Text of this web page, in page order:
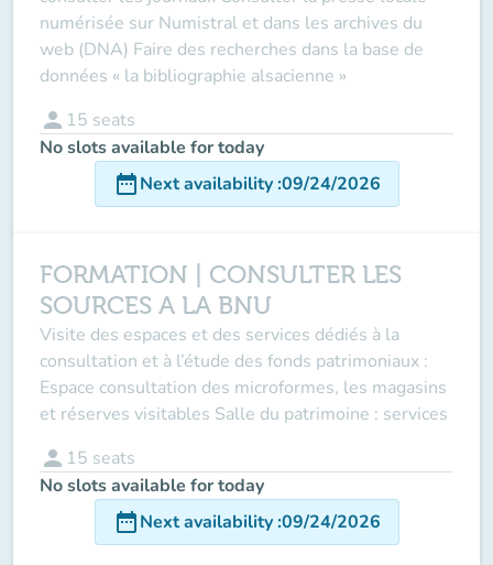
numérisée sur Numistral et dans les archives du
web (DNA) Faire des recherches dans la base de
données « la bibliographie alsacienne »
person 15 seats
No slots available for today
date_rangeNext availability:09/24/2026
FORMATION | CONSULTER LES
SOURCES A LA BNU
Visite des espaces et des services dédiés à la
consultation et à l’étude des fonds patrimoniaux :
Espace consultation des microformes, les magasins
et réserves visitables Salle du patrimoine : services
person 15 seats
No slots available for today
date_rangeNext availability:09/24/2026